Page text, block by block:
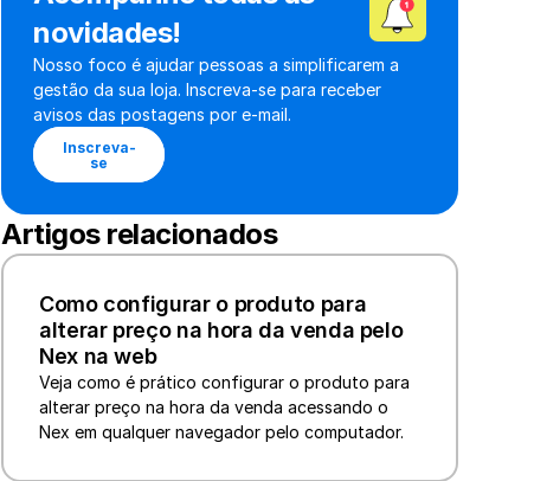
novidades!
Nosso foco é ajudar pessoas a simplificarem a
gestão da sua loja. Inscreva-se para receber
avisos das postagens por e-mail.
Inscreva-
se
Artigos relacionados
Como configurar o produto para
alterar preço na hora da venda pelo
Nex na web
Veja como é prático configurar o produto para
alterar preço na hora da venda acessando o
Nex em qualquer navegador pelo computador.